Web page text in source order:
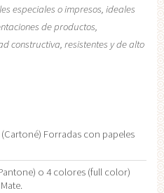
especiales o impresos, ideales
de productos,
constructiva, resistentes y de alto
(Cartoné) Forradas con papeles
o 4 colores (full color)